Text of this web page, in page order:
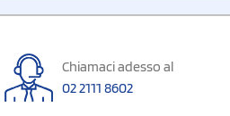
Chiamaci adesso al
02 2111 8602